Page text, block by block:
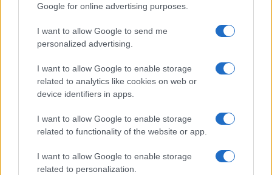
Google for online advertising purposes.
I want to allow Google to send me
personalized advertising.
I want to allow Google to enable storage
related to analytics like cookies on web or
device identifiers in apps.
I want to allow Google to enable storage
related to functionality of the website or app.
I want to allow Google to enable storage
related to personalization.
ΕΛΑΣ: Συνελήφθη στη Γερμανία 31χρονος
εμπλεκόμενος στη δολοφονία Ζαμπούνη –
Κινούνται οι διαδικασίες έκδοσής του στην
Ελλάδα
7/08/2026 - 10:55πμ